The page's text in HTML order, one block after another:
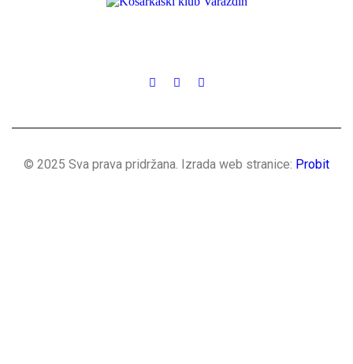
© 2025 Sva prava pridržana. Izrada web stranice: Probit